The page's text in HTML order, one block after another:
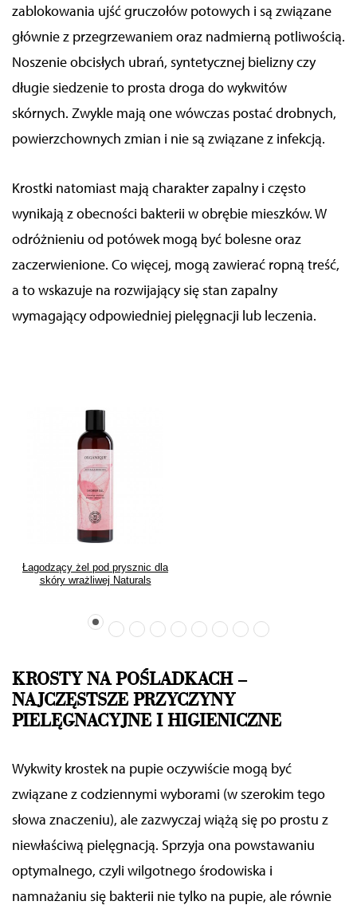
zablokowania ujść gruczołów potowych i są związane
głównie z przegrzewaniem oraz nadmierną potliwością.
Noszenie obcisłych ubrań, syntetycznej bielizny czy
długie siedzenie to prosta droga do wykwitów
skórnych. Zwykle mają one wówczas postać drobnych,
powierzchownych zmian i nie są związane z infekcją.
Krostki natomiast mają charakter zapalny i często
wynikają z obecności bakterii w obrębie mieszków. W
odróżnieniu od potówek mogą być bolesne oraz
zaczerwienione. Co więcej, mogą zawierać ropną treść,
a to wskazuje na rozwijający się stan zapalny
wymagający odpowiedniej pielęgnacji lub leczenia.
Łagodzący żel pod prysznic dla
skóry wrażliwej Naturals
KROSTY NA POŚLADKACH –
NAJCZĘSTSZE PRZYCZYNY
PIELĘGNACYJNE I HIGIENICZNE
Wykwity krostek na pupie oczywiście mogą być
związanez codziennymi wyborami (w szerokim tego
słowa znaczeniu), ale zazwyczaj wiążą się po prostu z
niewłaściwą pielęgnacją. Sprzyja ona powstawaniu
optymalnego, czyli wilgotnego środowiska i
namnażaniu się bakterii nie tylko na pupie, ale równie